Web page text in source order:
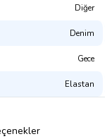
Büstiyer KremDiğer
Denim
Gece
Elastan